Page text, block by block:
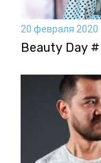
20 февраля 2020
Beauty Day